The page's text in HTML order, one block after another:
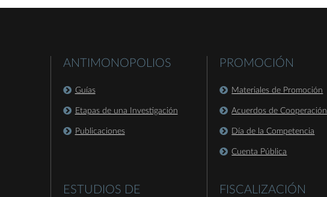
ANTIMONOPOLIOS
Guías
Etapas de una Investigación
Publicaciones
ESTUDIOS DE
PROMOCIÓN
Materiales de Promoción
Acuerdos de Cooperación
Día de la Competencia
Cuenta Pública
FISCALIZACIÓN